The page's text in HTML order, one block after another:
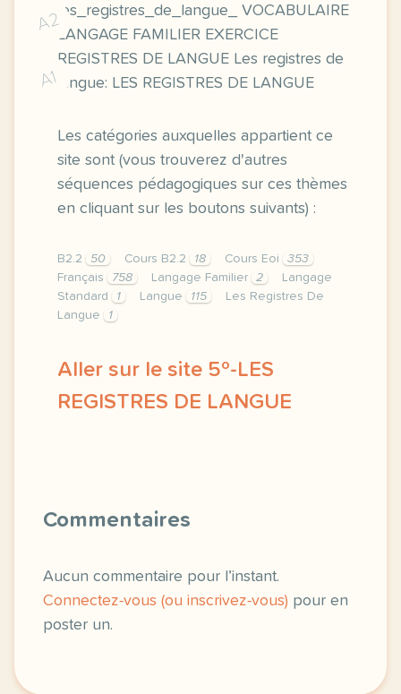
A2
A1
les_registres_de_langue_ VOCABULAIRE
LANGAGE FAMILIER EXERCICE
REGISTRES DE LANGUE Les registres de
langue: LES REGISTRES DE LANGUE
Les catégories auxquelles appartient ce
site sont (vous trouverez d'autres
séquences pédagogiques sur ces thèmes
en cliquant sur les boutons suivants) :
B2.2 50 Cours B2.2 18 Cours Eoi
353
Français
758 Langage Familier 2
Langage
Standard
1 Langue 115
Les Registres De
Langue
1
Aller sur le site 5º-LES
REGISTRES DE LANGUE
Commentaires
Aucun commentaire pour l’instant.
Connectez-vous (ou inscrivez-vous) pour en
poster un.